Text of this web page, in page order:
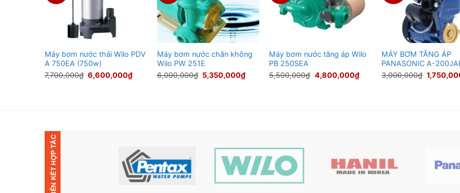
Máy bơm nước thải Wilo PDV
A 750EA (750w)
7,700,000₫ Giá
gốc
6,600,000₫Giá
Máy bơm nước chân không
Wilo PW 251E
6,000,000₫ Giá
gốc
5,350,000₫Giá
hiện
Máy bơm nước tăng áp Wilo
PB 250SEA
5,500,000₫ Giá
gốc
4,800,000₫Giá
hiện
MÁY BƠM TĂNG ÁP
PANASONIC A-
3,000,000₫ Giá
gốc